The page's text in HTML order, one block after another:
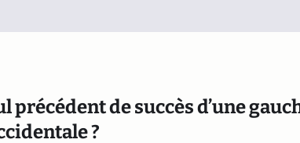
de succès d’une
?